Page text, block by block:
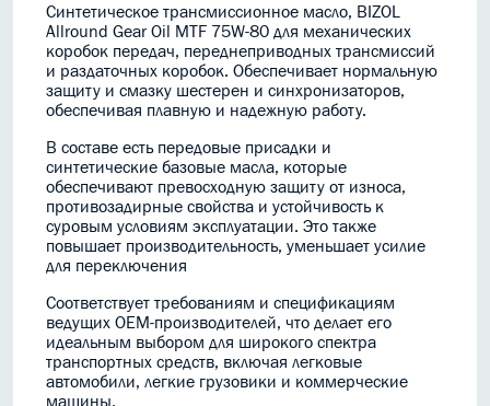
Синтетическое трансмиссионное масло, BIZOL
Allround Gear Oil MTF 75W-80 для механических
коробок передач, переднеприводных трансмиссий
и раздаточных коробок. Обеспечивает нормальную
защиту и смазку шестерен и синхронизаторов,
обеспечивая плавную и надежную работу.
В составе есть передовые присадки и
синтетические базовые масла, которые
обеспечивают превосходную защиту от износа,
противозадирные свойства и устойчивость к
суровым условиям эксплуатации. Это также
повышает производительность, уменьшает усилие
для переключения
Соответствует требованиям и спецификациям
ведущих OEM-производителей, что делает его
идеальным выбором для широкого спектра
транспортных средств, включая легковые
автомобили, легкие грузовики и коммерческие
машины.